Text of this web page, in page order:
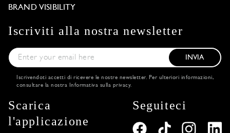
BRAND VISIBILITY
Iscriviti alla nostra newsletter
INVIA
Iscrivendoti accetti di ricevere le nostre newsletter. Per ulteriori informazioni,
consultare la nostra
Informativa sulla privacy.
Scarica
l'applicazione
Seguiteci